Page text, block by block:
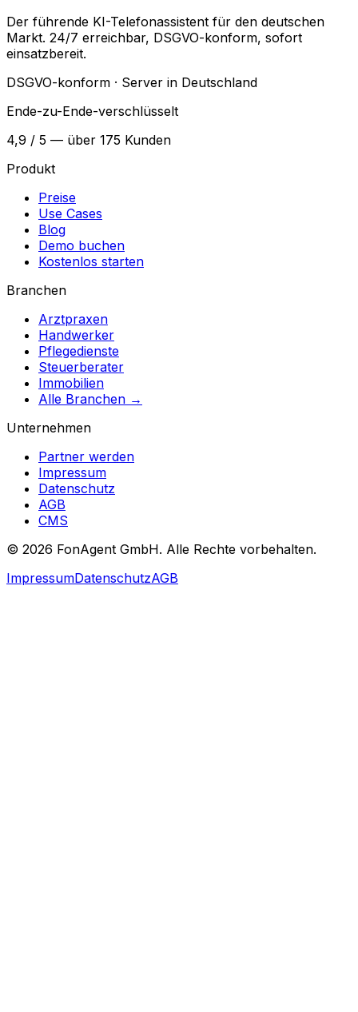
Der führende KI-Telefonassistent für den deutschen
Markt. 24/7 erreichbar, DSGVO-konform, sofort
einsatzbereit.
DSGVO-konform · Server in Deutschland
Ende-zu-Ende-verschlüsselt
4,9 / 5 — über 175 Kunden
Produkt
Preise
Use Cases
Blog
Demo buchen
Kostenlos starten
Branchen
Arztpraxen
Handwerker
Pflegedienste
Steuerberater
Immobilien
Alle Branchen →
Unternehmen
Partner werden
Impressum
Datenschutz
AGB
CMS
© 2026 FonAgent GmbH. Alle Rechte vorbehalten.
ImpressumDatenschutzAGB